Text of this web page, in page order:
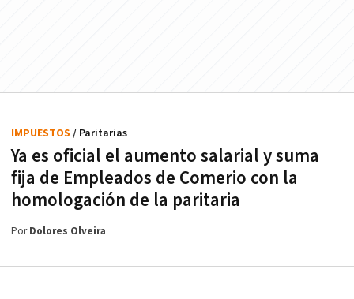
Ya es oficial el aumento salarial y suma
fija de Empleados de Comerio con la
homologación de la paritaria
IMPUESTOS / Paritarias
PorDolores Olveira